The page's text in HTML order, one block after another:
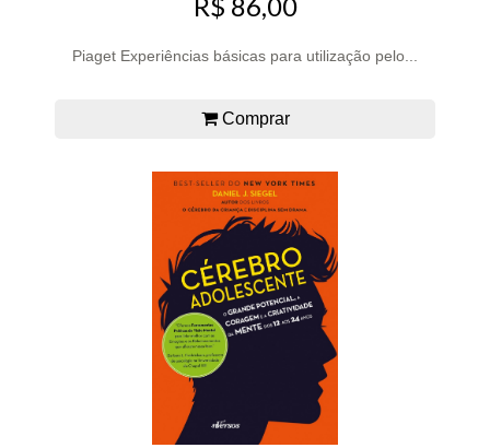
Piaget Experiências básicas para utilização pelo...
Comprar